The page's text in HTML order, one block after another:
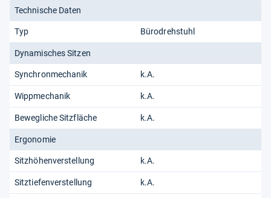
Technische Daten
Typ Bürodrehstuhl
Dynamisches Sitzen
Synchronmechanik k.A.
Wippmechanik k.A.
Bewegliche Sitzfläche k.A.
Ergonomie
Sitzhöhenverstellung k.A.
Sitztiefenverstellung k.A.